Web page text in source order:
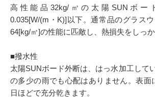
高性能品32kg/㎥の太陽SUNボー
0.035[W/(m・K)]以下。通常品のグラス
64[kg/㎥]の性能に匹敵し、熱損失をしっか
■撥水性
太陽SUNボード外断は、はっ水加工して
の多少の雨でも心配はありません。表面
日ほどで充分乾きます。